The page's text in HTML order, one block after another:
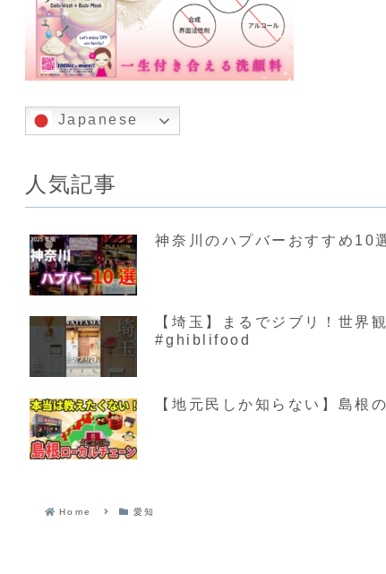
Japanese
人気記事
神奈川のハプバーおすすめ10
【埼玉】まるでジブリ！世
#ghiblifood
【地元民しか知らない】島根
Home 愛知